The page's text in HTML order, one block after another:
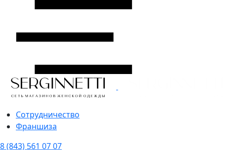
Сотрудничество
Франшиза
8 (843) 561 07 07